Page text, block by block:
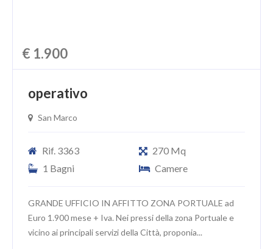
€ 1.900
operativo
San Marco
Rif. 3363
270 Mq
1 Bagni
Camere
GRANDE UFFICIO IN AFFITTO ZONA PORTUALE ad
Euro 1.900 mese + Iva. Nei pressi della zona Portuale e
vicino ai principali servizi della Città, proponia...